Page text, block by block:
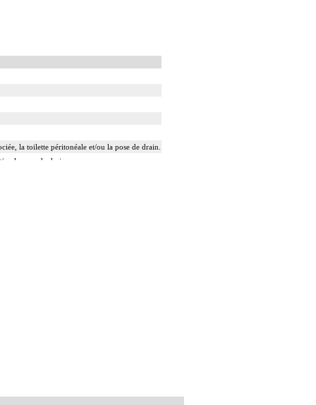
la toilette péritonéale et/ou la pose de drain.
la pose de drain.